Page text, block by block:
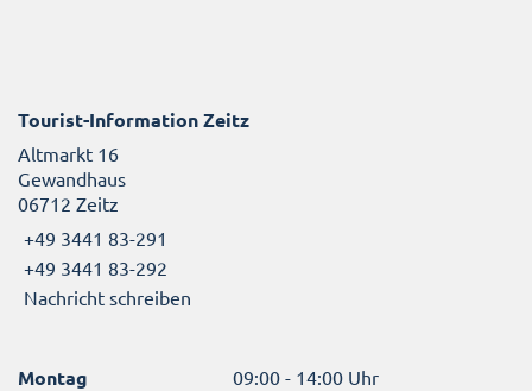
Tourist-Information Zeitz
Altmarkt 16
Gewandhaus
06712 Zeitz
+49 3441 83-291
+49 3441 83-292
Nachricht schreiben
Montag 09:00 - 14:00 Uhr